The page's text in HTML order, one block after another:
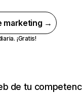
marketing →
¡Gratis!
de tu